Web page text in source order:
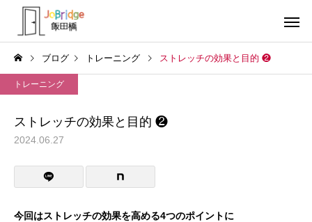
働き続けるための土台 全力禁止のススメ
ブログ トレーニング ストレッチの効果と目的 ❷
トレーニング
ストレッチの効果と目的 ❷
2024.06.27
今回はストレッチの効果を高める4つのポイントに